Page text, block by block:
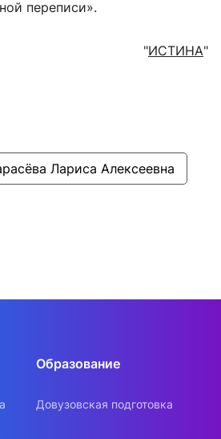
переписи».
"ИСТИНА"
Лариса Алексеевна
Образование
Довузовская подготовка